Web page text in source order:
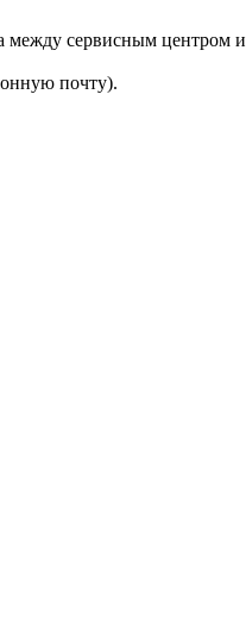
между сервисным центром и
почту).